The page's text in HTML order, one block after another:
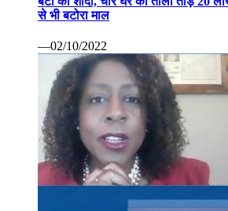
से भी बटोरा माल
—02/10/2022